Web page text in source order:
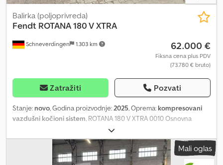
Schneverdingen 1.303 km
Balirka (poljoprivreda)
Fendt ROTANA 180 V XTRA
62.000 €
Fiksna cena plus PDV
(73.780 € bruto)
Zatražiti Pozvati
Stanje: novo, Godina proizvodnje:2025, Oprema: kompresovani
vazdušni kočioni sistem, ROTANA 180 V XTRA 0010 Osnovna
mašina 180 V Xtra Dodpfxsy Nub Uj Apyekr 0020 COC sertifikat
0030 EU verzija 0040 Paket za silažu 0050 Samo ISObus (bez
upravljačke jedinice) 0060 Indikator nivoa punjenja 0070
Automatska kontrola zadnjih vrata 0080 Varijabilni držači valjaka
Mali oglas